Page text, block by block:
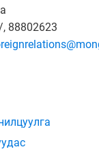
88802623